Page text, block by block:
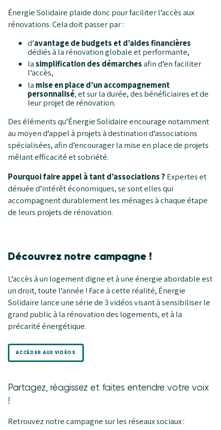
Énergie Solidaire plaide donc pour faciliter l’accès aux
rénovations. Cela doit passer par :
d’avantage de budgets et d’aides financières
dédiés à la rénovation globale et performante,
lasimplification des démarchesafin d’en faciliter
l’accès,
la mise en place d’un accompagnement
personnalisé, et sur la durée, des bénéficiaires et de
leur projet de rénovation.
Des éléments qu’Énergie Solidaire encourage notamment
au moyen d’appel à projets à destination d’associations
spécialisées, afin d’encourager la mise en place de projets
mêlant efficacité et sobriété.
Pourquoi faire appel à tant d’associations ? Expertes et
dénuée d’intérêt économiques, se sont elles qui
accompagnent durablement les ménages à chaque étape
de leurs projets de rénovation.
Découvrez notre campagne !
L’accès à un logement digne et à une énergie abordable est
un droit, toute l’année ! Face à cette réalité, Énergie
Solidaire lance une série de 3 vidéos visant à sensibiliser le
grand public à la rénovation des logements, et à la
précarité énergétique.
ACCÉDER AUX VIDÉOS
Partagez, réagissez et faites entendre votre voix
!
Retrouvez notre campagne sur les réseaux sociaux :